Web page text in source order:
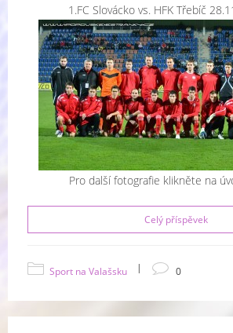
1.FC Slovácko vs. HFK Třebíč
Pro další fotografie klikněte na
Celý příspěvek
Sport na Valašsku | 0